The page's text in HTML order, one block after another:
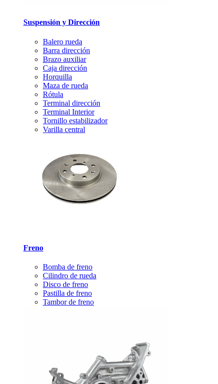
Suspensión y Dirección
Balero rueda
Barra dirección
Brazo auxiliar
Caja dirección
Horquilla
Maza de rueda
Rótula
Terminal dirección
Terminal Interior
Tornillo estabilizador
Varilla central
Freno
Bomba de freno
Cilindro de rueda
Disco de freno
Pastilla de freno
Tambor de freno